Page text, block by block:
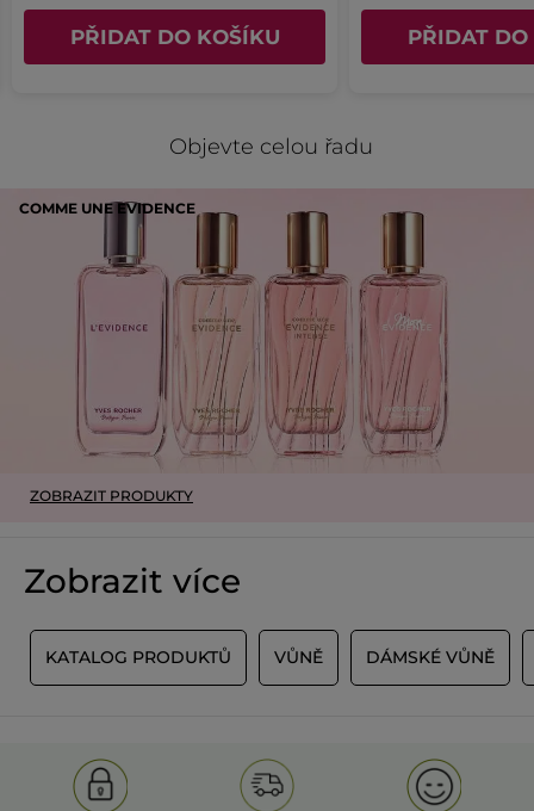
Kód: F49010
PŘIDAT DO KOŠÍKU PŘIDAT DO
Objevte celou řadu
COMME UNE EVIDENCE
ZOBRAZIT PRODUKTY
Zobrazit více
KATALOG PRODUKTŮ VŮNĚ DÁMSKÉ VŮNĚ